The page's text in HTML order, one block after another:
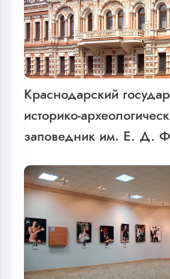
Краснодарский
историко-
заповедник им. Е. Д.